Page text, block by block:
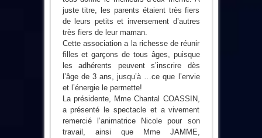
juste titre, les parents étaient très fiers
de leurs petits et inversement d’autres
très fiers de leur maman.
Cette association a la richesse de réunir
filles et garçons de tous âges, puisque
les adhérents peuvent s’inscrire dès
l’âge de 3 ans, jusqu’à …ce que l’envie
et l’énergie le permette!
La présidente, Mme Chantal COASSIN,
a présenté le spectacle et a vivement
remercié l’animatrice Nicole pour son
travail, ainsi que Mme JAMME,